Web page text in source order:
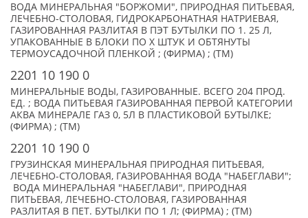
ВОДА МИНЕРАЛЬНАЯ "БОРЖОМИ", ПРИРОДНАЯ ПИТЬЕВАЯ,
ЛЕЧЕБНО-СТОЛОВАЯ, ГИДРОКАРБОНАТНАЯ НАТРИЕВАЯ,
ГАЗИРОВАННАЯ РАЗЛИТАЯ В ПЭТ БУТЫЛКИ ПО 1. 25 Л,
УПАКОВАННЫЕ В БЛОКИ ПО X ШТУК И ОБТЯНУТЫ
ТЕРМОУСАДОЧНОЙ ПЛЕНКОЙ ; (ФИРМА) ; (TM)
2201 10 190 0
МИНЕРАЛЬНЫЕ ВОДЫ, ГАЗИРОВАННЫЕ. ВСЕГО 204 ПРОД.
ЕД. ; ВОДА ПИТЬЕВАЯ ГАЗИРОВАННАЯ ПЕРВОЙ КАТЕГОРИИ
АКВА МИНЕРАЛЕ ГАЗ 0, 5Л В ПЛАСТИКОВОЙ БУТЫЛКЕ;
(ФИРМА) ; (TM)
2201 10 190 0
ГРУЗИНСКАЯ МИНЕРАЛЬНАЯ ПРИРОДНАЯ ПИТЬЕВАЯ,
ЛЕЧЕБНО-СТОЛОВАЯ, ГАЗИРОВАННАЯ ВОДА "НАБЕГЛАВИ";
ВОДА МИНЕРАЛЬНАЯ "НАБЕГЛАВИ", ПРИРОДНАЯ
ПИТЬЕВАЯ, ЛЕЧЕБНО-СТОЛОВАЯ, ГАЗИРОВАННАЯ
РАЗЛИТАЯ В ПЕТ. БУТЫЛКИ ПО 1 Л; (ФИРМА) ; (TM)